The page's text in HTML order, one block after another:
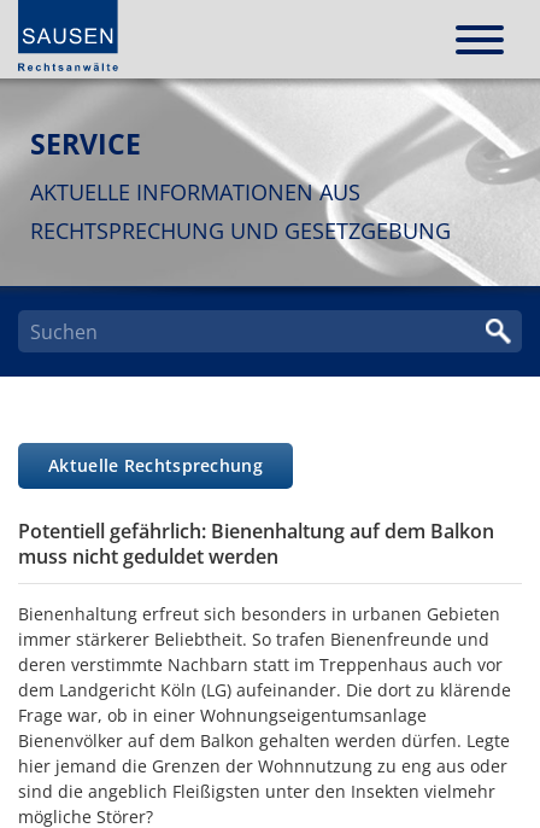
SERVICE
AKTUELLE INFORMATIONEN AUS
RECHTSPRECHUNG UND GESETZGEBUNG
Aktuelle Rechtsprechung
Potentiell gefährlich: Bienenhaltung auf dem Balkon
muss nicht geduldet werden
Bienenhaltung erfreut sich besonders in urbanen Gebieten
immer stärkerer Beliebtheit. So trafen Bienenfreunde und
deren verstimmte Nachbarn statt im Treppenhaus auch vor
dem Landgericht Köln (LG) aufeinander. Die dort zu klärende
Frage war, ob in einer Wohnungseigentumsanlage
Bienenvölker auf dem Balkon gehalten werden dürfen. Legte
hier jemand die Grenzen der Wohnnutzung zu eng aus oder
sind die angeblich Fleißigsten unter den Insekten vielmehr
mögliche Störer?